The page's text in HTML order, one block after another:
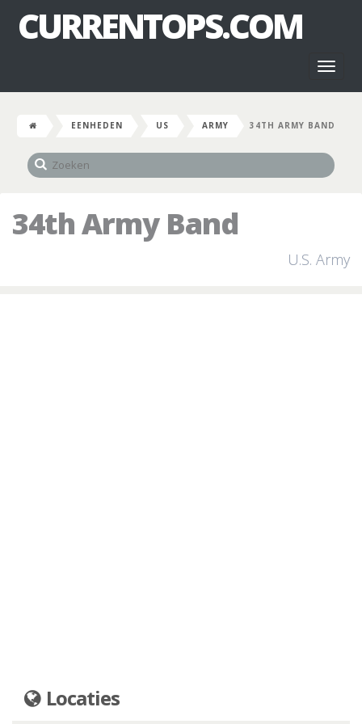
CURRENTOPS.COM
EENHEDEN US ARMY 34TH ARMY BAND
34th Army Band
U.S. Army
Locaties